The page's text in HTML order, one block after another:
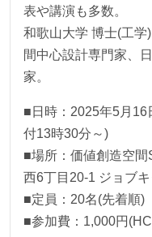
表や講演も多数。
和歌山大学 博士(工学
間中心設計専門家、
家。
■日時：2025年5月
付13時30分～)
■場所：価値創造空
西6丁目20-1 ジョブ
■定員：20名(先着順)
■参加費：1,000円